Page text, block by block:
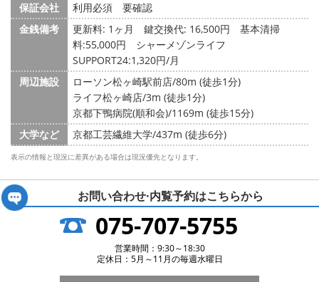
保証会社
利用必須 要確認
金銭備考
更新料: 1ヶ月 鍵交換代: 16,500円
基本清掃
料:55,000円 シャーメゾンライフ
SUPPORT24:1,320円/月
周辺施設
ローソン松ヶ崎駅前店/80m (徒歩1分)
ライフ松ヶ崎店/3m (徒歩1分)
京都下鴨病院(順和会)/1169m (徒歩15分)
大学など
京都工芸繊維大学/437m (徒歩6分)
表示の情報と現況に差異がある場合は現況優先となります。
お問い合わせ·内覧予約はこちらから
075-707-5755
営業時間：9:30～18:30
定休日：5月～11月の毎週水曜日